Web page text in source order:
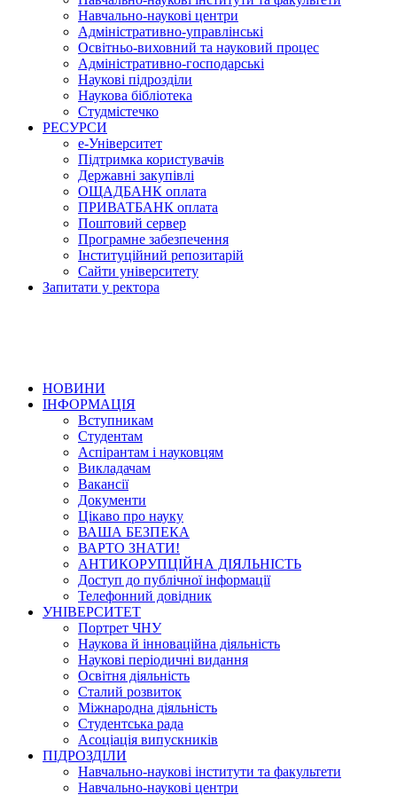
Навчально-наукові центри
Адміністративно-управлінські
Освітньо-виховний та науковий процес
Адміністративно-господарські
Наукові підрозділи
Наукова бібліотека
Студмістечко
РЕСУРСИ
е-Університет
Підтримка користувачів
Державні закупівлі
ОЩАДБАНК оплата
ПРИВАТБАНК оплата
Поштовий сервер
Програмне забезпечення
Інституційний репозитарій
Сайти університету
Запитати у ректора
НОВИНИ
ІНФОРМАЦІЯ
Вступникам
Студентам
Аспірантам і науковцям
Викладачам
Вакансії
Документи
Цікаво про науку
ВАША БЕЗПЕКА
ВАРТО ЗНАТИ!
АНТИКОРУПЦІЙНА ДІЯЛЬНІСТЬ
Доступ до публічної інформації
Телефонний довідник
УНІВЕРСИТЕТ
Портрет ЧНУ
Наукова й інноваційна діяльність
Наукові періодичні видання
Освітня діяльність
Сталий розвиток
Міжнародна діяльність
Студентська рада
Асоціація випускників
ПІДРОЗДІЛИ
Навчально-наукові інститути та факультети
Навчально-наукові центри